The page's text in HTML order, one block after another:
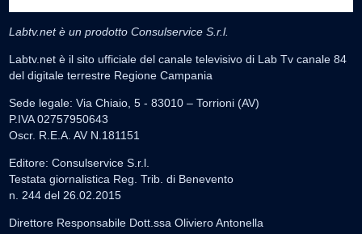
Labtv.net è un prodotto Consulservice S.r.l.
Labtv.net è il sito ufficiale del canale televisivo di Lab Tv canale 84
del digitale terrestre Regione Campania
Sede legale: Via Chiaio, 5 - 83010 – Torrioni (AV)
P.IVA 02757950643
Oscr. R.E.A. AV N.181151
Editore: Consulservice S.r.l.
Testata giornalistica Reg. Trib. di Benevento
n. 244 del 26.02.2015
Direttore Responsabile Dott.ssa Oliviero Antonella